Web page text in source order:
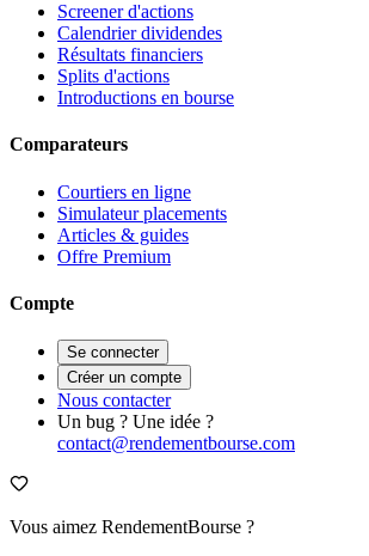
Screener d'actions
Calendrier dividendes
Résultats financiers
Splits d'actions
Introductions en bourse
Comparateurs
Courtiers en ligne
Simulateur placements
Articles & guides
Offre Premium
Compte
Se connecter
Créer un compte
Nous contacter
Un bug ? Une idée ?
contact@rendementbourse.com
Vous aimez RendementBourse ?